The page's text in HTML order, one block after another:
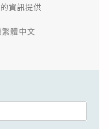
資訊提供
體中文